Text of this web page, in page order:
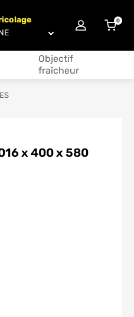
0article
Objectif
fraîcheur
x 400 x 580